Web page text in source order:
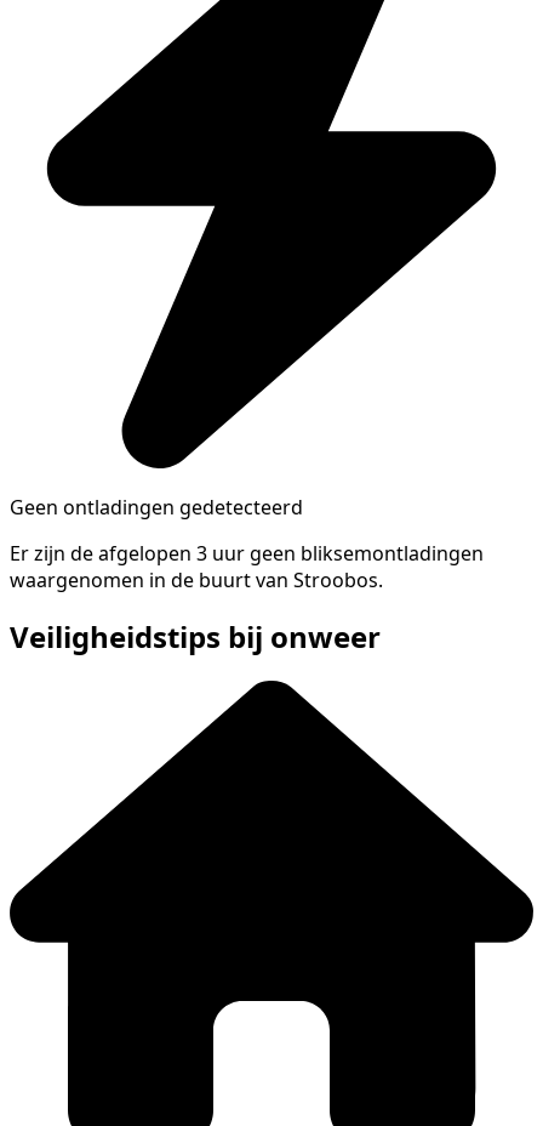
Geen ontladingen gedetecteerd
Er zijn de afgelopen 3 uur geen bliksemontladingen
waargenomen in de buurt van Stroobos.
Veiligheidstips bij onweer